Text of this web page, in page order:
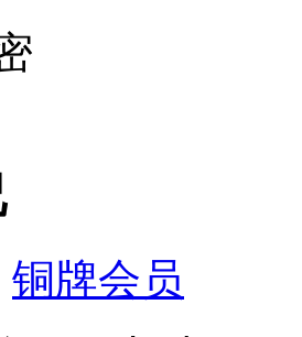
铜牌会员